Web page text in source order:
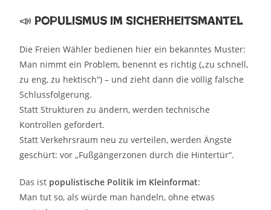
📣 Populismus im Sicherheitsmantel
Die Freien Wähler bedienen hier ein bekanntes Muster:
Man nimmt ein Problem, benennt es richtig („zu schnell,
zu eng, zu hektisch“) – und zieht dann die völlig falsche
Schlussfolgerung.
Statt Strukturen zu ändern, werden technische
Kontrollen gefordert.
Statt Verkehrsraum neu zu verteilen, werden Ängste
geschürt: vor „Fußgängerzonen durch die Hintertür“.
Das ist populistische Politik im Kleinformat:
Man tut so, als würde man handeln, ohne etwas